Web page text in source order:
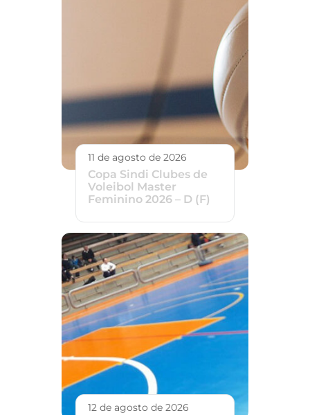
11 de agosto de 2026
Copa Sindi Clubes de
Voleibol Master
Feminino 2026 – D (F)
12 de agosto de 2026